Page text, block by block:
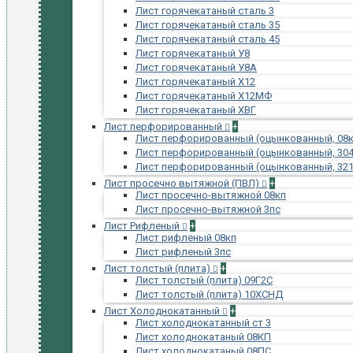
Лист горячекатаный сталь 3
Лист горячекатаный сталь 35
Лист горячекатаный сталь 45
Лист горячекатаный У8
Лист горячекатаный У8А
Лист горячекатаный Х12
Лист горячекатаный Х12МФ
Лист горячекатаный ХВГ
Лист перфорированный
+
Лист перфорированный (оцынкованный,
Лист перфорированный (оцынкованный,
Лист перфорированный (оцынкованный,
Лист просечно вытяжной (ПВЛ)
+
Лист просечно-вытяжной 08кп
Лист просечно-вытяжной 3пс
Лист Рифленый
+
Лист рифленый 08кп
Лист рифленый 3пс
Лист толстый (плита)
+
Лист толстый (плита) 09Г2С
Лист толстый (плита) 10ХСНД
Лист Холоднокатанный
+
Лист холоднокатанный ст 3
Лист холоднокатаный 08КП